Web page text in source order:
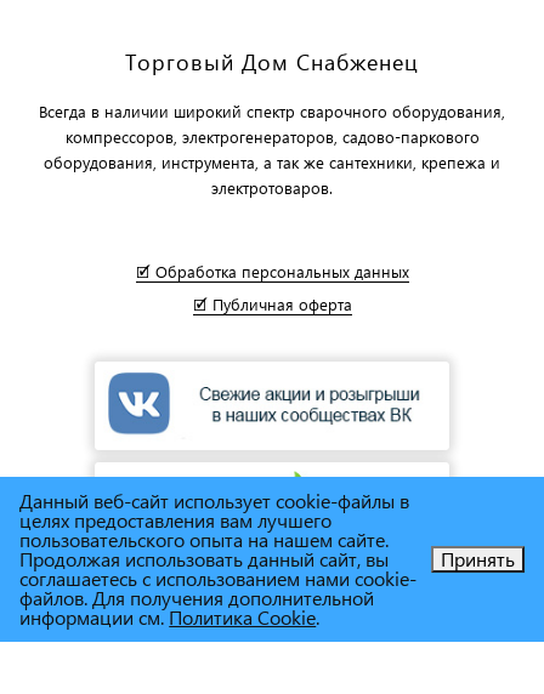
Торговый Дом Снабженец
Всегда в наличии широкий спектр сварочного оборудования,
компрессоров, электрогенераторов, садово-паркового
оборудования, инструмента, а так же сантехники, крепежа и
электротоваров.
🗹 Обработка персональных данных
🗹 Публичная оферта
© Сеть магазинов инструмента и техники"Торговый дом
Позвоните нам!
Данный веб-сайт использует cookie-файлы в
целях предоставления вам лучшего
пользовательского опыта на нашем сайте.
Продолжая использовать данный сайт, вы
соглашаетесь с использованием нами cookie-
файлов. Для получения дополнительной
информации см.Политика Cookie.
Принять